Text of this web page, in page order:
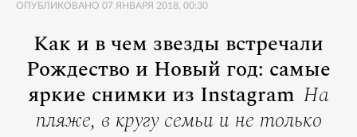
ОПУБЛИКОВАНО 07 ЯНВАРЯ 2018, 00:30
Как и в чем звезды встречали
Рождество и Новый год: самые
яркие снимки из Instagram На
пляже, в кругу семьи и не только